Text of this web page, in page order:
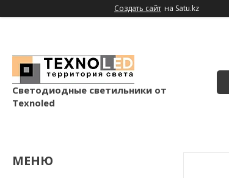
Создать сайт на Satu.kz
Светодиодные светильники от
Texnoled